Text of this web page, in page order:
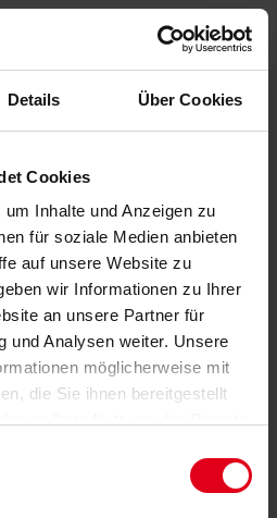
Details Über Cookies
Cookies
Inhalte und Anzeigen zu
für soziale Medien anbieten
auf unsere Website zu
wir Informationen zu Ihrer
an unsere Partner für
und Analysen weiter. Unsere
möglicherweise mit
die Sie ihnen bereitgestellt